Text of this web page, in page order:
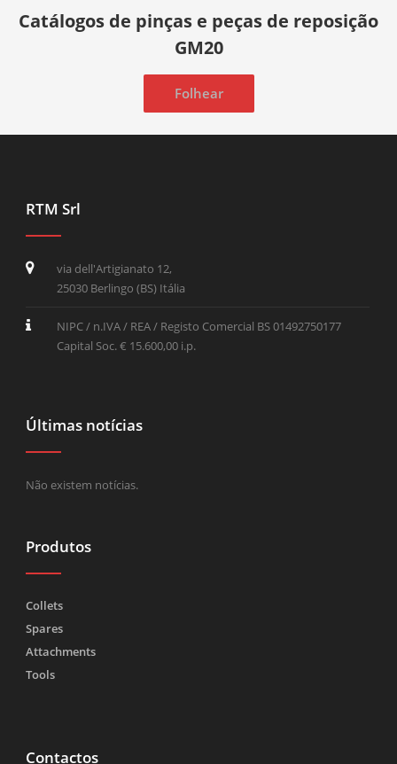
Catálogos de pinças e peças de reposição
GM20
Folhear
RTM Srl
via dell'Artigianato 12,
25030 Berlingo (BS) Itália
NIPC / n.IVA / REA / Registo Comercial BS 01492750177
Capital Soc. € 15.600,00 i.p.
Últimas notícias
Não existem notícias.
Produtos
Collets
Spares
Attachments
Tools
Contactos